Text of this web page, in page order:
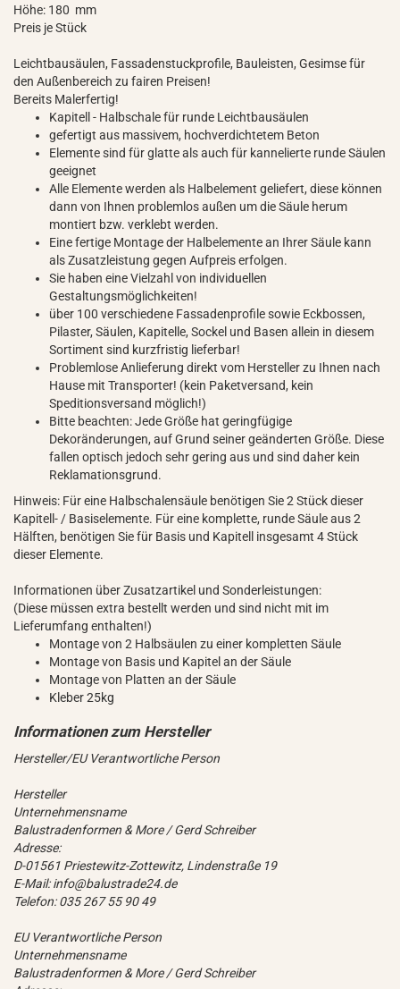
Höhe: 180 mm
Preis je Stück
Leichtbausäulen, Fassadenstuckprofile, Bauleisten, Gesimse für
den Außenbereich zu fairen Preisen!
Bereits Malerfertig!
Kapitell - Halbschale für runde Leichtbausäulen
gefertigt aus massivem, hochverdichtetem Beton
Elemente sind für glatte als auch für kannelierte runde Säulen
geeignet
Alle Elemente werden als Halbelement geliefert, diese können
dann von Ihnen problemlos außen um die Säule herum
montiert bzw. verklebt werden.
Eine fertige Montage der Halbelemente an Ihrer Säule kann
als Zusatzleistung gegen Aufpreis erfolgen.
Sie haben eine Vielzahl von individuellen
Gestaltungsmöglichkeiten!
über 100 verschiedene Fassadenprofile sowie Eckbossen,
Pilaster, Säulen, Kapitelle, Sockel und Basen allein in diesem
Sortiment sind kurzfristig lieferbar!
Problemlose Anlieferung direkt vom Hersteller zu Ihnen nach
Hause mit Transporter! (kein Paketversand, kein
Speditionsversand möglich!)
Bitte beachten: Jede Größe hat geringfügige
Dekoränderungen, auf Grund seiner geänderten Größe. Diese
fallen optisch jedoch sehr gering aus und sind daher kein
Reklamationsgrund.
Hinweis: Für eine Halbschalensäule benötigen Sie 2 Stück dieser
Kapitell- / Basiselemente. Für eine komplette, runde Säule aus 2
Hälften, benötigen Sie für Basis und Kapitell insgesamt 4 Stück
dieser Elemente.
Informationen über Zusatzartikel und Sonderleistungen:
(Diese müssen extra bestellt werden und sind nicht mit im
Lieferumfang enthalten!)
Montage von 2 Halbsäulen zu einer kompletten Säule
Montage von Basis und Kapitel an der Säule
Montage von Platten an der Säule
Kleber 25kg
Hersteller/EU Verantwortliche Person
Hersteller
Unternehmensname
Balustradenformen & More / Gerd Schreiber
Adresse:
D-01561 Priestewitz-Zottewitz, Lindenstraße 19
E-Mail: info@balustrade24.de
Telefon: 035 267 55 90 49
EU Verantwortliche Person
Unternehmensname
Balustradenformen & More / Gerd Schreiber